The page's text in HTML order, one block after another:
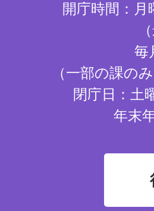
開庁時間：
毎
（一部の課の
閉庁日：土
年末